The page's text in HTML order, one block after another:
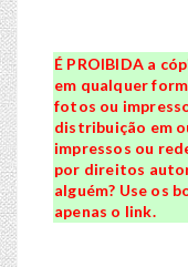
É PROIBIDA a
em qualquer
fotos ou
distribuição em
impressos ou
por direitos
alguém? Use os
apenas o link.